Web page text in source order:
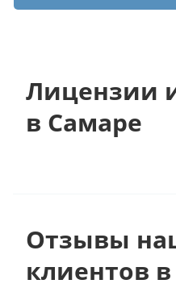
Лицензии
в Самаре
Отзывы
клиентов